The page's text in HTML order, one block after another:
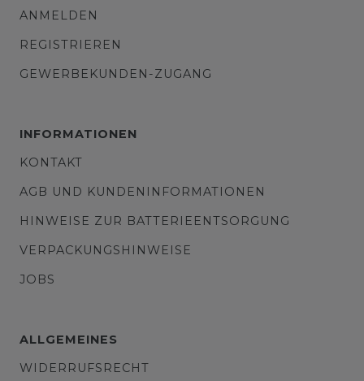
ANMELDEN
REGISTRIEREN
GEWERBEKUNDEN-ZUGANG
INFORMATIONEN
KONTAKT
AGB UND KUNDENINFORMATIONEN
HINWEISE ZUR BATTERIEENTSORGUNG
VERPACKUNGSHINWEISE
JOBS
ALLGEMEINES
WIDERRUFSRECHT